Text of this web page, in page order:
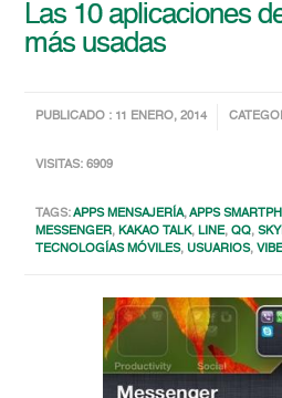
Las 10 aplicaciones
más usadas
PUBLICADO : 11 ENERO, 2014
VISITAS: 6909
TAGS:APPS MENSAJERÍA,APPS
MESSENGER,KAKAO TALK,LINE,QQ,
TECNOLOGÍAS MÓVILES,USUARIOS,